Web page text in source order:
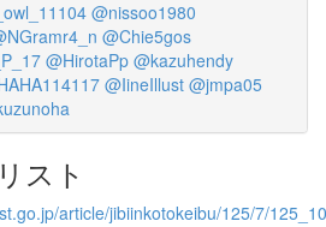
@nissoo1980
@Chie5gos
@HirotaPp @kazuhendy
@IineIllust @jmpa05
スト
article/jibiinkotokeibu/125/7/